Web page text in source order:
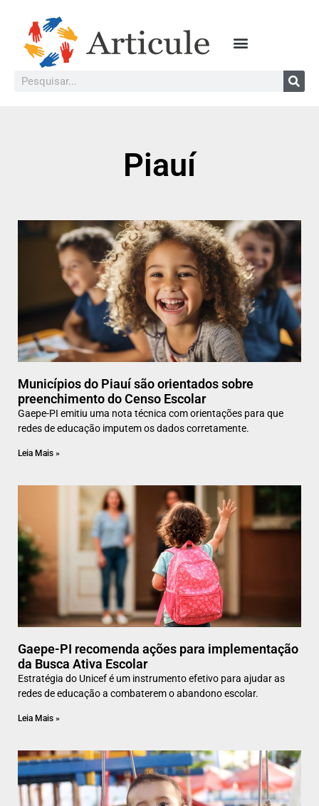
Piauí
Municípios do Piauí são orientados sobre
preenchimento do Censo Escolar
Gaepe-PI emitiu uma nota técnica com orientações para que
redes de educação imputem os dados corretamente.
Leia Mais »
Gaepe-PI recomenda ações para implementação
da Busca Ativa Escolar
Estratégia do Unicef é um instrumento efetivo para ajudar as
redes de educação a combaterem o abandono escolar.
Leia Mais »